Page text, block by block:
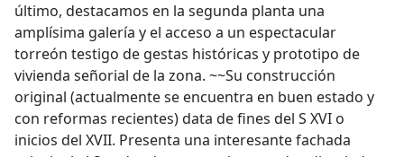
último, destacamos en la segunda planta una
amplísima galería y el acceso a un espectacular
torreón testigo de gestas históricas y prototipo de
vivienda señorial de la zona. ~~Su construcción
original (actualmente se encuentra en buen estado y
con reformas recientes) data de fines del S XVI o
inicios del XVII. Presenta una interesante fachada